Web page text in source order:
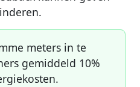
meters in te
gemiddeld 10%